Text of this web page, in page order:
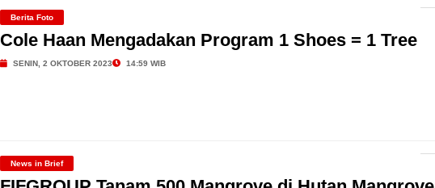
Berita Foto
Cole Haan Mengadakan Program 1 Shoes = 1 Tree
SENIN, 2 OKTOBER 2023 14:59 WIB
News in Brief